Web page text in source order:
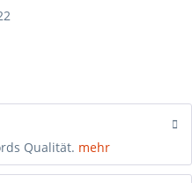
Qualität. mehr